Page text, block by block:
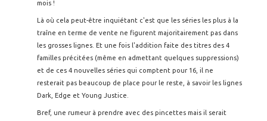
mois !
Là où cela peut-être inquiétant c'est que les séries les plus à la
traîne en terme de vente ne figurent majoritairement pas dans
les grosses lignes. Et une fois l'addition faite des titres des 4
familles précitées (même en admettant quelques suppressions)
et de ces 4 nouvelles séries qui comptent pour 16, il ne
resterait pas beaucoup de place pour le reste, à savoir les lignes
Dark, Edge et Young Justice.
Bref, une rumeur à prendre avec des pincettes mais il serait